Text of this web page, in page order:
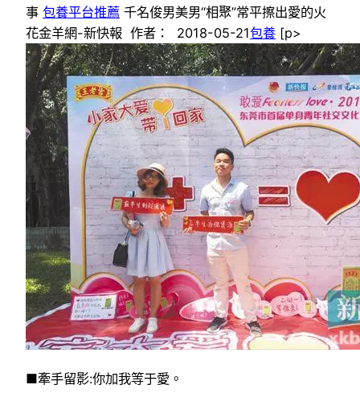
事 包養平台推薦 千名俊男美男“相聚”常平擦出愛的火
花金羊網-新快報 作者： 2018-05-21包養 [p>
■牽手留影:你加我等于愛。